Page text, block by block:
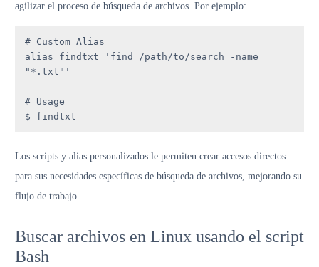
agilizar el proceso de búsqueda de archivos. Por ejemplo:
# Custom Alias
alias findtxt='find /path/to/search -name
"*.txt"'
# Usage
$ findtxt
Los scripts y alias personalizados le permiten crear accesos directos
para sus necesidades específicas de búsqueda de archivos, mejorando su
flujo de trabajo.
Buscar archivos en Linux usando el script
Bash